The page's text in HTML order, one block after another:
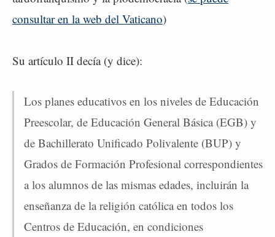
consultar en la web del Vaticano)
Su artículo II decía (y dice):
Los planes educativos en los niveles de Educación
Preescolar, de Educación General Básica (EGB) y
de Bachillerato Unificado Polivalente (BUP) y
Grados de Formación Profesional correspondientes
a los alumnos de las mismas edades, incluirán la
enseñanza de la religión católica en todos los
Centros de Educación, en condiciones